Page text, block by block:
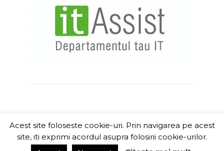
ITChannel
Acest site foloseste cookie-uri. Prin navigarea pe acest
site, iti exprimi acordul asupra folosirii cookie-urilor.